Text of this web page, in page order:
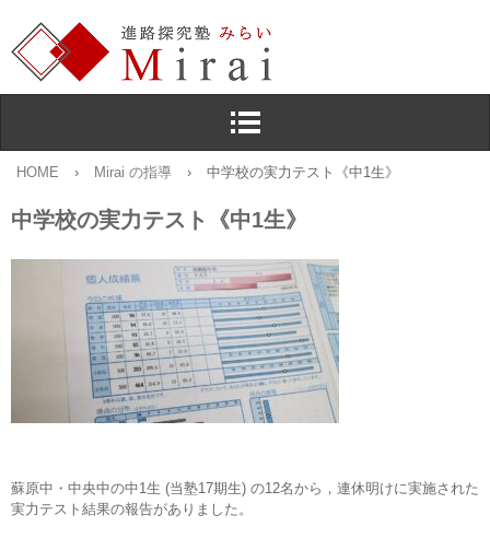
HOME › Mirai の指導 › 中学校の実力テスト《中1生》
中学校の実力テスト《中1生》
蘇原中・中央中の中1生 (当塾17期生) の12名から，連休明けに実施された
実力テスト結果の報告がありました。